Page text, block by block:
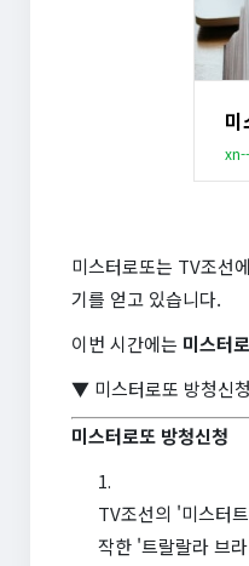
미스터로또는 TV조선
기를 얻고 있습니다.
이번 시간에는 미스터
▼ 미스터로또 방청신
미스터로또 방청신청
TV조선의 '미스터
작한 '트랄랄라 브